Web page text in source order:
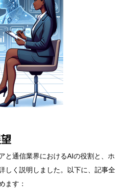
と通信業界におけるAIの役割と、ホ
しく説明しました。以下に、記事全
ます：